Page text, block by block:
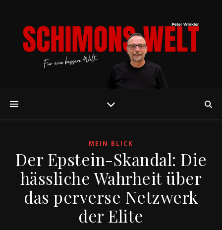
MEIN BLICK
Der Epstein-Skandal: Die
hässliche Wahrheit über
das perverse Netzwerk
der Elite